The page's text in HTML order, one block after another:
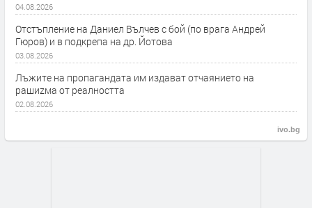
04.08.2026
Отстъпление на Даниел Вълчев с бой (по врага Андрей
Гюров) и в подкрепа на др. Йотова
03.08.2026
Лъжите на пропагандата им издават отчаянието на
рашиzма от реалността
02.08.2026
ivo.bg